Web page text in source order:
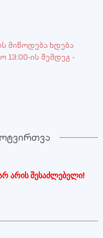
მიწოდება ხდება
ის შემდეგ -
არის შესაძლებელი!